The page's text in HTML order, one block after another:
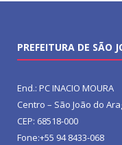
PREFEITURA DE SÃO
End.: PC INACIO MOURA
Centro – São João do
CEP: 68518-000
Fone:+55 94 8433-068